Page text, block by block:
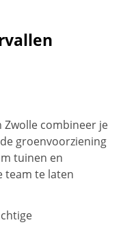
combineer je
groenvoorziening
tuinen en
team te laten